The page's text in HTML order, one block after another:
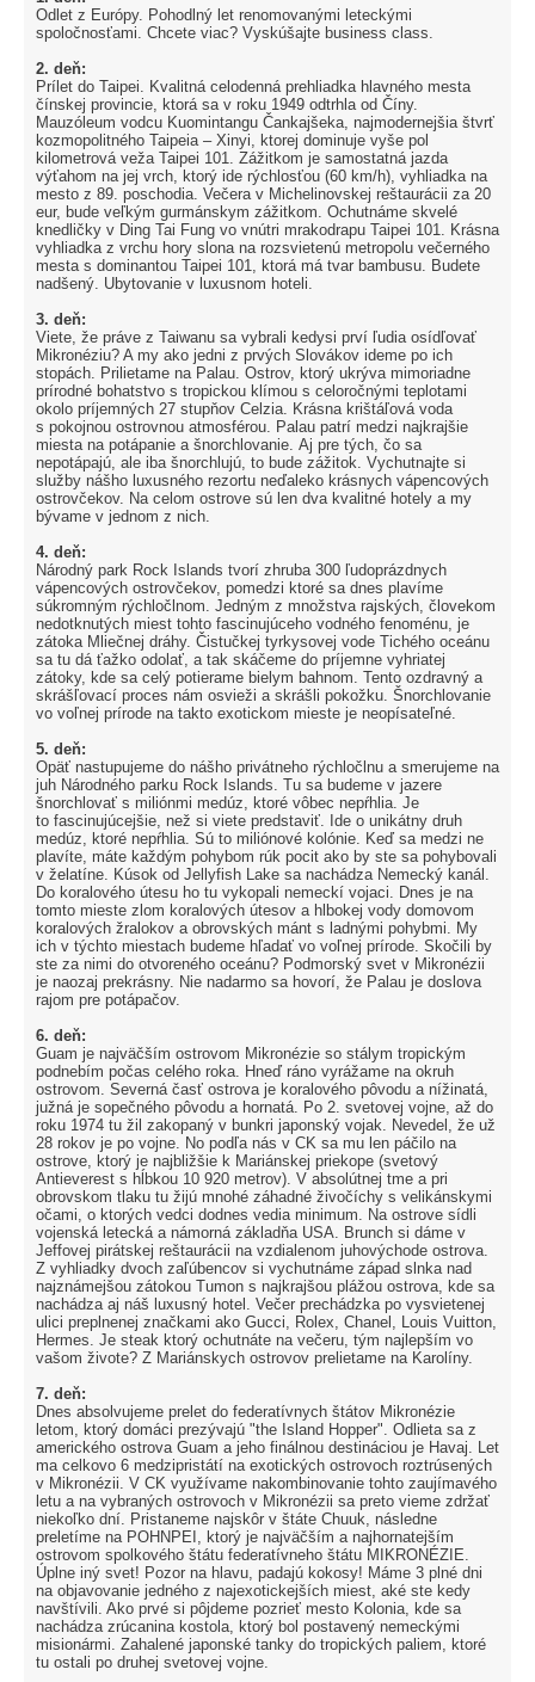
Odlet z Európy. Pohodlný let renomovanými leteckými
spoločnosťami. Chcete viac? Vyskúšajte business class.
2. deň:
Prílet do Taipei. Kvalitná celodenná prehliadka hlavného mesta
čínskej provincie, ktorá sa v roku 1949 odtrhla od Číny.
Mauzóleum vodcu Kuomintangu Čankajšeka, najmodernejšia štvrť
kozmopolitného Taipeia – Xinyi, ktorej dominuje vyše pol
kilometrová veža Taipei 101. Zážitkom je samostatná jazda
výťahom na jej vrch, ktorý ide rýchlosťou (60 km/h), vyhliadka na
mesto z 89. poschodia. Večera v Michelinovskej reštaurácii za 20
eur, bude veľkým gurmánskym zážitkom. Ochutnáme skvelé
knedličky v Ding Tai Fung vo vnútri mrakodrapu Taipei 101. Krásna
vyhliadka z vrchu hory slona na rozsvietenú metropolu večerného
mesta s dominantou Taipei 101, ktorá má tvar bambusu. Budete
nadšený. Ubytovanie v luxusnom hoteli.
3. deň:
Viete, že práve z Taiwanu sa vybrali kedysi prví ľudia osídľovať
Mikronéziu? A my ako jedni z prvých Slovákov ideme po ich
stopách. Prilietame na Palau. Ostrov, ktorý ukrýva mimoriadne
prírodné bohatstvo s tropickou klímou s celoročnými teplotami
okolo príjemných 27 stupňov Celzia. Krásna krištáľová voda
s pokojnou ostrovnou atmosférou. Palau patrí medzi najkrajšie
miesta na potápanie a šnorchlovanie. Aj pre tých, čo sa
nepotápajú, ale iba šnorchlujú, to bude zážitok. Vychutnajte si
služby nášho luxusného rezortu neďaleko krásnych vápencových
ostrovčekov. Na celom ostrove sú len dva kvalitné hotely a my
bývame v jednom z nich.
4. deň:
Národný park Rock Islands tvorí zhruba 300 ľudoprázdnych
vápencových ostrovčekov, pomedzi ktoré sa dnes plavíme
súkromným rýchločlnom. Jedným z množstva rajských, človekom
nedotknutých miest tohto fascinujúceho vodného fenoménu, je
zátoka Mliečnej dráhy. Čistučkej tyrkysovej vode Tichého oceánu
sa tu dá ťažko odolať, a tak skáčeme do príjemne vyhriatej
zátoky, kde sa celý potierame bielym bahnom. Tento ozdravný a
skrášľovací proces nám osvieži a skrášli pokožku. Šnorchlovanie
vo voľnej prírode na takto exotickom mieste je neopísateľné.
5. deň:
Opäť nastupujeme do nášho privátneho rýchločlnu a smerujeme na
juh Národného parku Rock Islands. Tu sa budeme v jazere
šnorchlovať s miliónmi medúz, ktoré vôbec nepŕhlia. Je
to fascinujúcejšie, než si viete predstaviť. Ide o unikátny druh
medúz, ktoré nepŕhlia. Sú to miliónové kolónie. Keď sa medzi ne
plavíte, máte každým pohybom rúk pocit ako by ste sa pohybovali
v želatíne. Kúsok od Jellyfish Lake sa nachádza Nemecký kanál.
Do koralového útesu ho tu vykopali nemeckí vojaci. Dnes je na
tomto mieste zlom koralových útesov a hlbokej vody domovom
koralových žralokov a obrovských mánt s ladnými pohybmi. My
ich v týchto miestach budeme hľadať vo voľnej prírode. Skočili by
ste za nimi do otvoreného oceánu? Podmorský svet v Mikronézii
je naozaj prekrásny. Nie nadarmo sa hovorí, že Palau je doslova
rajom pre potápačov.
6. deň:
Guam je najväčším ostrovom Mikronézie so stálym tropickým
podnebím počas celého roka. Hneď ráno vyrážame na okruh
ostrovom. Severná časť ostrova je koralového pôvodu a nížinatá,
južná je sopečného pôvodu a hornatá. Po 2. svetovej vojne, až do
roku 1974 tu žil zakopaný v bunkri japonský vojak. Nevedel, že už
28 rokov je po vojne. No podľa nás v CK sa mu len páčilo na
ostrove, ktorý je najbližšie k Mariánskej priekope (svetový
Antieverest s hĺbkou 10 920 metrov). V absolútnej tme a pri
obrovskom tlaku tu žijú mnohé záhadné živočíchy s velikánskymi
očami, o ktorých vedci dodnes vedia minimum. Na ostrove sídli
vojenská letecká a námorná základňa USA. Brunch si dáme v
Jeffovej pirátskej reštaurácii na vzdialenom juhovýchode ostrova.
Z vyhliadky dvoch zaľúbencov si vychutnáme západ slnka nad
najznámejšou zátokou Tumon s najkrajšou plážou ostrova, kde sa
nachádza aj náš luxusný hotel. Večer prechádzka po vysvietenej
ulici preplnenej značkami ako Gucci, Rolex, Chanel, Louis Vuitton,
Hermes. Je steak ktorý ochutnáte na večeru, tým najlepším vo
vašom živote? Z Mariánskych ostrovov prelietame na Karolíny.
7. deň:
Dnes absolvujeme prelet do federatívnych štátov Mikronézie
letom, ktorý domáci prezývajú "the Island Hopper". Odlieta sa z
amerického ostrova Guam a jeho finálnou destináciou je Havaj. Let
ma celkovo 6 medzipristátí na exotických ostrovoch roztrúsených
v Mikronézii. V CK využívame nakombinovanie tohto zaujímavého
letu a na vybraných ostrovoch v Mikronézii sa preto vieme zdržať
niekoľko dní. Pristaneme najskôr v štáte Chuuk, následne
preletíme na POHNPEI, ktorý je najväčším a najhornatejším
ostrovom spolkového štátu federatívneho štátu MIKRONÉZIE.
Úplne iný svet! Pozor na hlavu, padajú kokosy! Máme 3 plné dni
na objavovanie jedného z najexotickejších miest, aké ste kedy
navštívili. Ako prvé si pôjdeme pozrieť mesto Kolonia, kde sa
nachádza zrúcanina kostola, ktorý bol postavený nemeckými
misionármi. Zahalené japonské tanky do tropických paliem, ktoré
tu ostali po druhej svetovej vojne.